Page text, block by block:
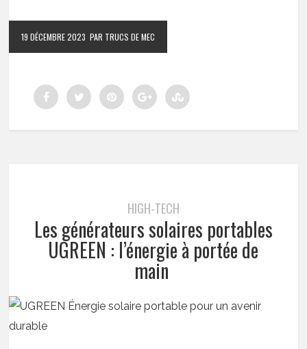
19 DÉCEMBRE 2023 PAR TRUCS DE MEC
HIGH-TECH
Les générateurs solaires portables
UGREEN : l’énergie à portée de
main